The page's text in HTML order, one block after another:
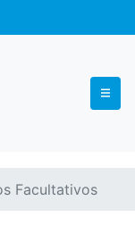
Facultativos